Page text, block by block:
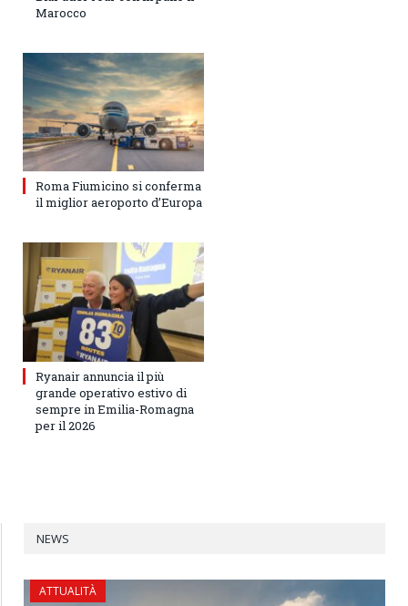
Marocco
Roma Fiumicino si conferma
il miglior aeroporto d’Europa
Ryanair annuncia il più
grande operativo estivo di
sempre in Emilia-Romagna
per il 2026
NEWS
ATTUALITÀ